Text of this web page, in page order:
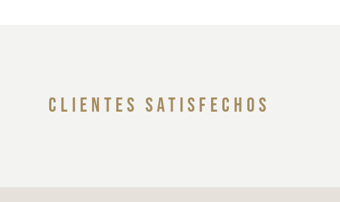
clientes satisfechos